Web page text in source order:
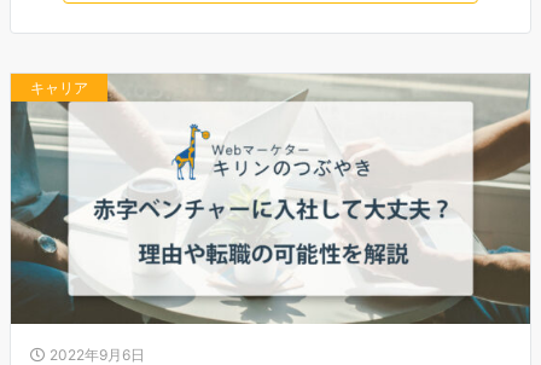
キャリア
2022年9月6日